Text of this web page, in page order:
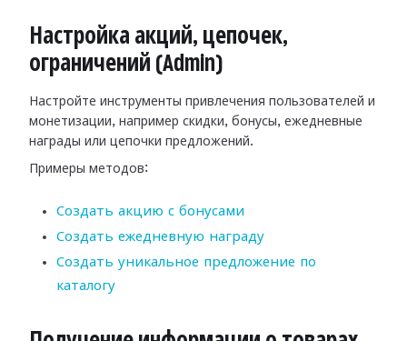
Настройка акций, цепочек,
ограничений (Admin)
Настройте инструменты привлечения пользователей и
монетизации, например скидки, бонусы, ежедневные
награды или цепочки предложений.
Примеры методов:
Создать акцию с бонусами
Создать ежедневную награду
Создать уникальное предложение по
каталогу